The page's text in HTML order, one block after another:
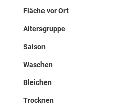
Fläche vor Ort
Altersgruppe
Saison
Waschen
Bleichen
Trocknen